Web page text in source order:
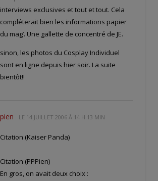
interviews exclusives et tout et tout. Cela
compléterait bien les informations papier
du mag’. Une gallette de concentré de JE.
sinon, les photos du Cosplay Individuel
sont en ligne depuis hier soir. La suite
bientôt!!
pien LE 14 JUILLET 2006 À 14 H 13 MIN
Citation (Kaiser Panda)
Citation (PPPien)
En gros, on avait deux choix :